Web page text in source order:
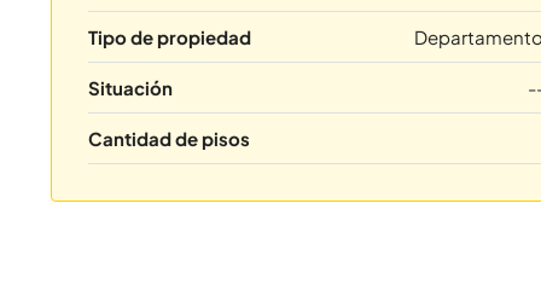
Tipo de propiedad
Situación
Cantidad de pisos